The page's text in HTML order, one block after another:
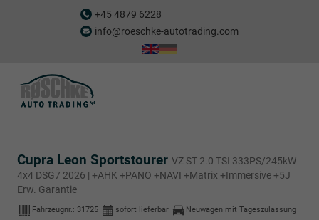
+45 4879 6228
info@roeschke-autotrading.com
Cupra Leon Sportstourer VZ ST 2.0 TSI 333PS/245kW
4x4 DSG7 2026 | +AHK +PANO +NAVI +Matrix +Immersive +5J
Erw. Garantie
Fahrzeugnr.: 31725 sofort lieferbar Neuwagen mit Tageszulassung